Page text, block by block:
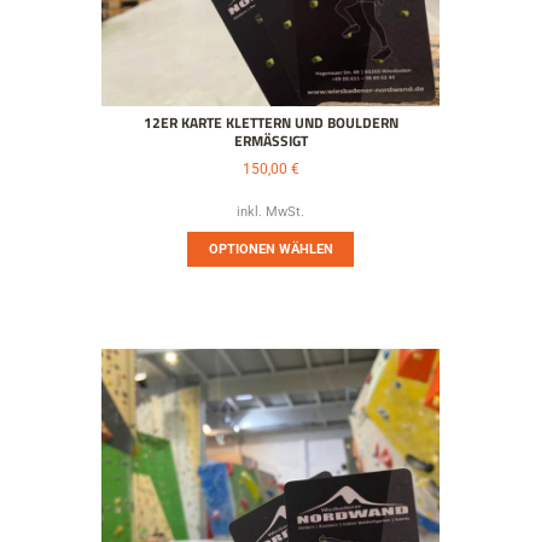
12ER KARTE KLETTERN UND BOULDERN
ERMÄSSIGT
150,00 €
inkl. MwSt.
OPTIONEN WÄHLEN